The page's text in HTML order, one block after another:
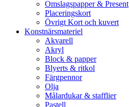
Omslagspapper & Present
Placeringskort
Övrigt Kort och kuvert
Konstnärsmateriel
Akvarell
Akryl
Block & papper
Blyerts & ritkol
Färgpennor
Olja
Målardukar & stafflier
Pastell